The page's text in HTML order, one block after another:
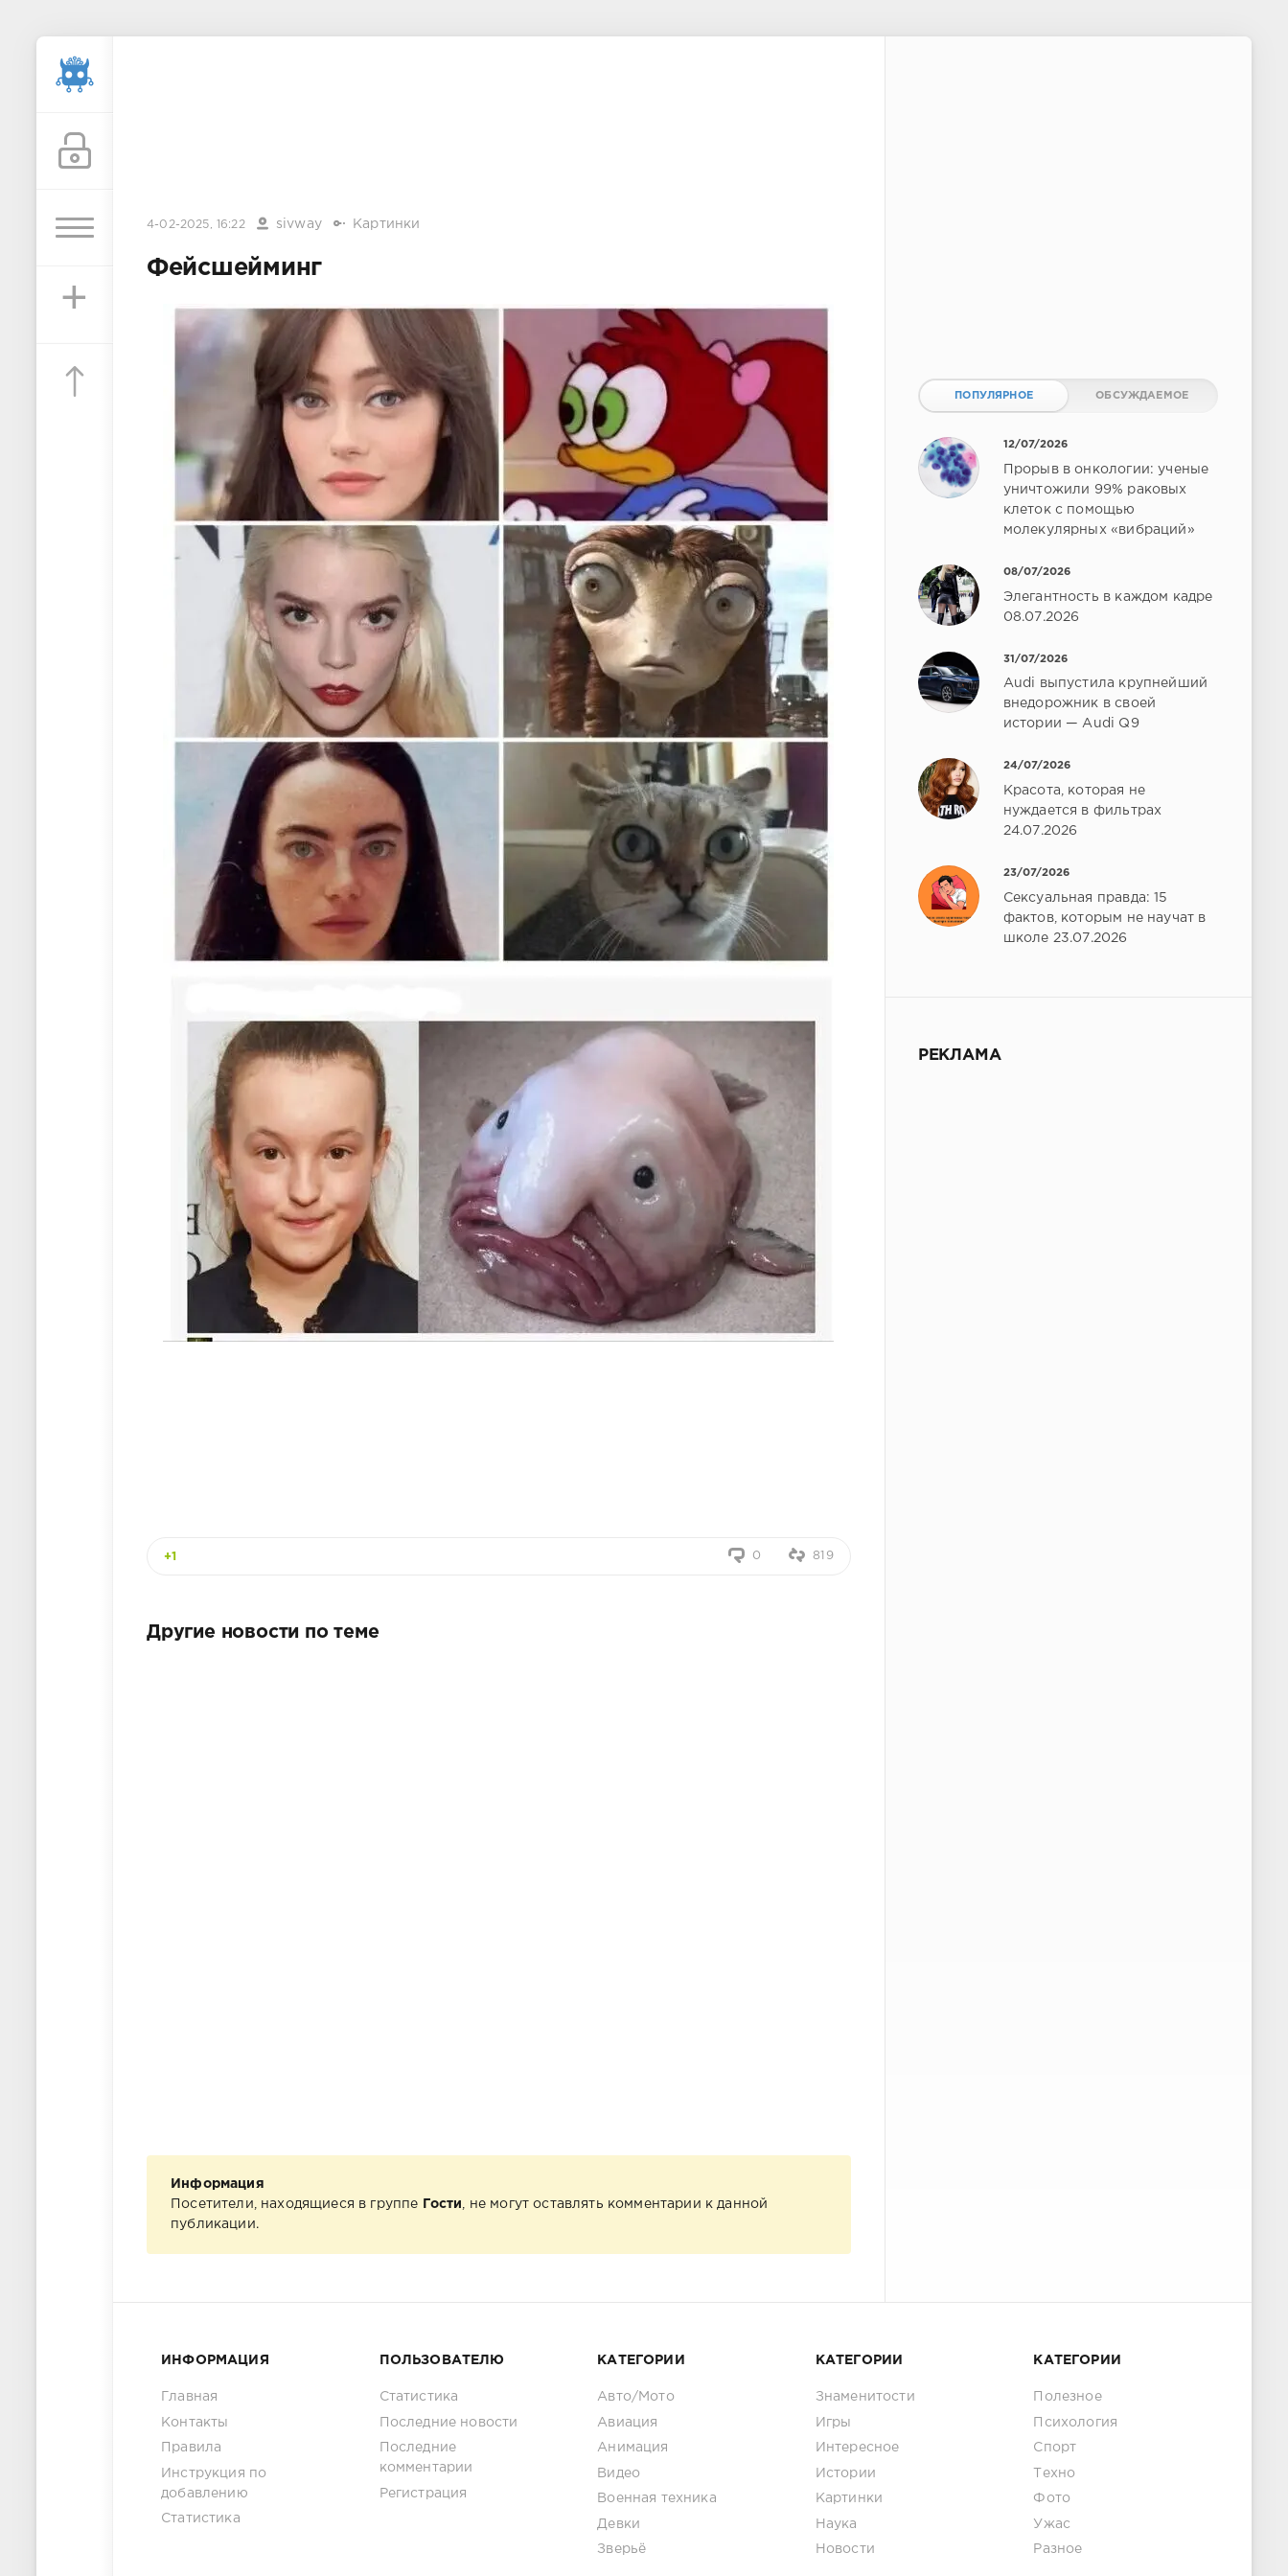
+
4-02-2025, 16:22 sivway Картинки
Фейсшейминг
+1 0 819
Другие новости по теме
Информация
Посетители, находящиеся в группе
Гости
, не могут оставлять комментарии к данной
публикации.
ПОПУЛЯРНОЕ ОБСУЖДАЕМОЕ
12/07/2026
Прорыв в онкологии: ученые
уничтожили 99% раковых
клеток с помощью
молекулярных «вибраций»
08/07/2026
Элегантность в каждом кадре
08.07.2026
31/07/2026
Audi выпустила крупнейший
внедорожник в своей
истории — Audi Q9
24/07/2026
Красота, которая не
нуждается в фильтрах
24.07.2026
23/07/2026
Сексуальная правда: 15
фактов, которым не научат в
школе 23.07.2026
РЕКЛАМА
ИНФОРМАЦИЯ
Главная
Контакты
Правила
Инструкция по
добавлению
Статистика
ПОЛЬЗОВАТЕЛЮ
Статистика
Последние новости
Последние
комментарии
Регистрация
КАТЕГОРИИ
Авто/Мото
Авиация
Анимация
Видео
Военная техника
Девки
Зверьё
КАТЕГОРИИ
Знаменитости
Игры
Интересное
Истории
Картинки
Наука
Новости
КАТЕГОРИИ
Полезное
Психология
Спорт
Техно
Фото
Ужас
Разное